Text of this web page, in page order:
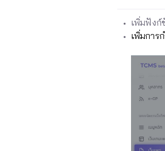
เพิ่มฟังก์
เพิ่มการ